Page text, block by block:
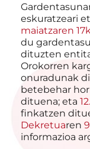
eskuratzeari
maiatzaren
du
dituzten
Orokorren
onuradunak
betebehar
dituena; eta
finkatzen
Dekretuaren
informazioa